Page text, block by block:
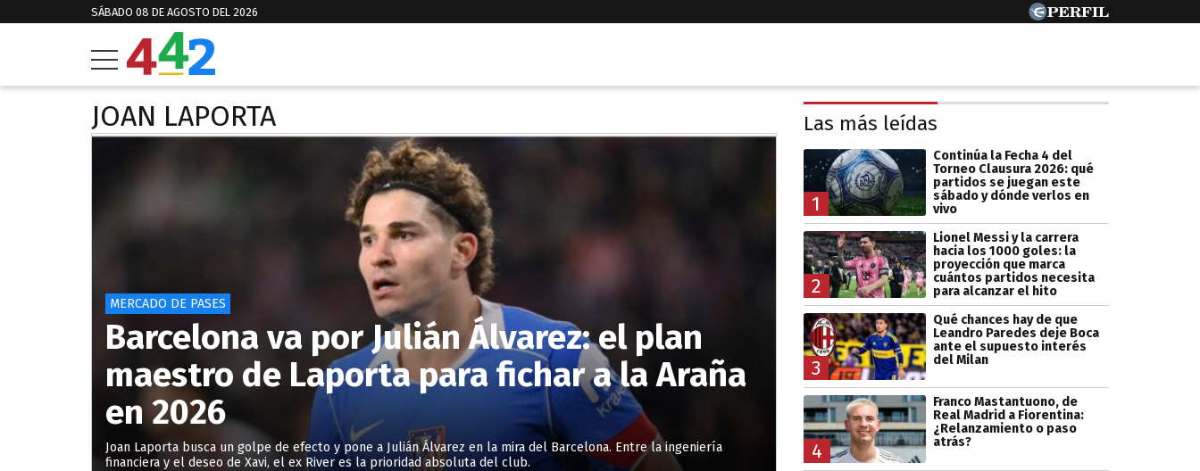
SÁBADO 08 DE AGOSTO DEL 2026
JOAN LAPORTA
MERCADO DE PASES
Barcelona va por Julián Álvarez: el plan
maestro de Laporta para fichar a la Araña
en 2026
Joan Laporta busca un golpe de efecto y pone a Julián Álvarez en la mira del Barcelona. Entre la ingeniería
financiera y el deseo de Xavi, el ex River es la prioridad absoluta del club.
Las más leídas
1
Continúa la Fecha 4 del
Torneo Clausura 2026: qué
partidos se juegan este
sábado y dónde verlos en
vivo
2
Lionel Messi y la carrera
hacia los 1000 goles: la
proyección que marca
cuántos partidos necesita
para alcanzar el hito
3
Qué chances hay de que
Leandro Paredes deje Boca
ante el supuesto interés
del Milan
4
Franco Mastantuono, de
Real Madrid a Fiorentina:
¿Relanzamiento o paso
atrás?